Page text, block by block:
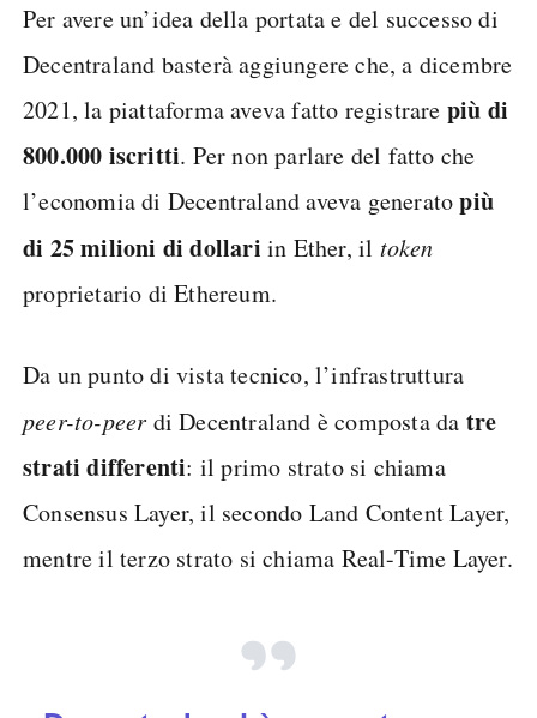
Per avere un’idea della portata e del successo di
Decentraland basterà aggiungere che, a dicembre
2021, la piattaforma aveva fatto registrare più di
800.000 iscritti. Per non parlare del fatto che
l’economia di Decentraland aveva generatopiù
di 25 milioni di dollari in Ether, il token
proprietario di Ethereum.
Da un punto di vista tecnico, l’infrastruttura
peer-to-peer di Decentraland è composta da tre
strati differenti: il primo strato si chiama
Consensus Layer, il secondo Land Content Layer,
mentre il terzo strato si chiama Real-Time Layer.